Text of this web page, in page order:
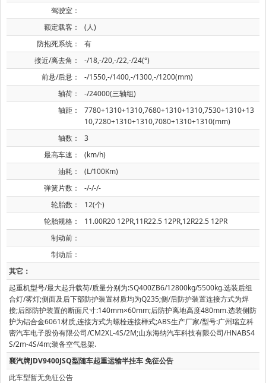
驾驶室：
额定载客：
(人)
防抱死系统：
有
接近/离去角：
-/18,-/20,-/22,-/24(°)
前悬/后悬：
-/1550,-/1400,-/1300,-/1200(mm)
轴荷：
-/24000(三轴组)
轴距：
7780+1310+1310,7680+1310+1310,7530+1310+13
10,7280+1310+1310,7080+1310+1310(mm)
轴数：
3
最高车速：
(km/h)
油耗：
(L/100Km)
弹簧片数：
-/-/-/-
轮胎数：
12(个)
轮胎规格：
11.00R20 12PR,11R22.5 12PR,12R22.5 12PR
制动前：
制动后：
其它：
起重机型号/最大起升载荷/质量分别为:SQ400ZB6/12800kg/5500kg.选装后组
合灯/雾灯;侧面及后下部防护装置材质均为Q235;侧/后防护装置连接方式为焊
接;后部防护装置的断面尺寸:140mm×60mm;后防护离地高度480mm.选装侧防
护为铝合金6061材质,连接方式为螺栓连接样式;ABS生产厂家/型号:广州瑞立科
密汽车电子股份有限公司/CM2XL-4S/2M;山东海纳汽车科技有限公司/HNABS4
S/2m-4S/4m;装备空气悬架.
襄汽牌JDV9400JSQ型随车起重运输半挂车 免征公告
此车型暂无免征公告